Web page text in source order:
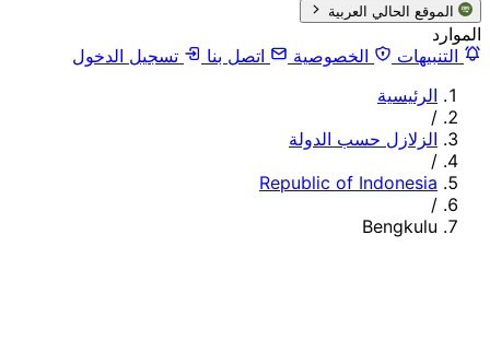
الموقع الحالي العربية
الموارد
التنبيهات
الخصوصية اتصل بنا
تسجيل الدخول
الرئيسية
/
الزلازل حسب الدولة
/
Republic of Indonesia
/
Bengkulu